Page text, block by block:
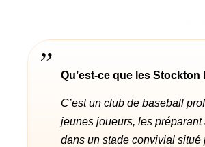
Qu’est-ce que les Stockton
C’est un club de baseball
jeunes joueurs, les
dans un stade convivial